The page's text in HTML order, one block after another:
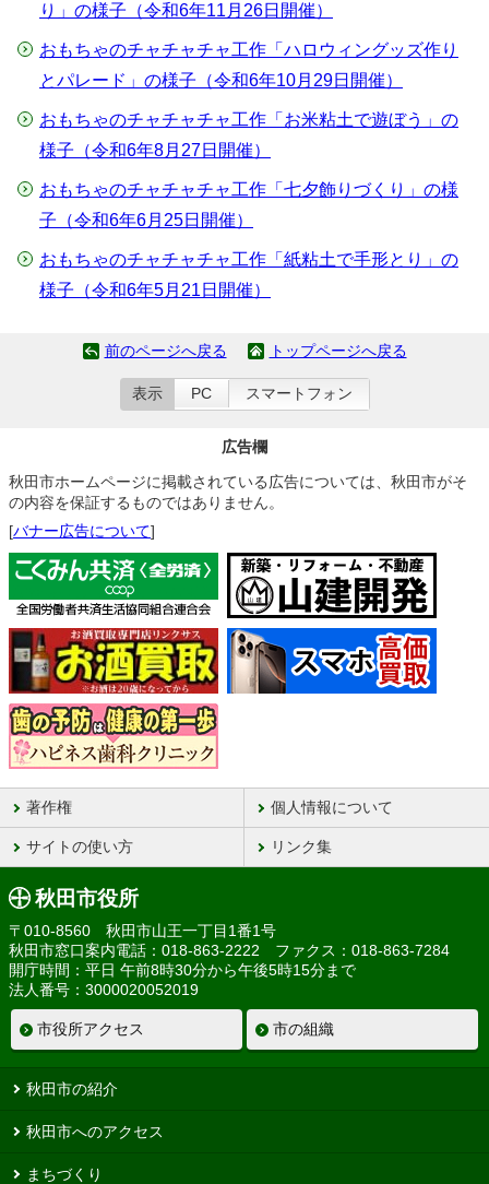
り」の様子（令和6年11月26日開催）
おもちゃのチャチャチャ工作「ハロウィングッズ作り
とパレード」の様子（令和6年10月29日開催）
おもちゃのチャチャチャ工作「お米粘土で遊ぼう」の
様子（令和6年8月27日開催）
おもちゃのチャチャチャ工作「七夕飾りづくり」の様
子（令和6年6月25日開催）
おもちゃのチャチャチャ工作「紙粘土で手形とり」の
様子（令和6年5月21日開催）
前のページへ戻る トップページへ戻る
表示 PC スマートフォン
広告欄
秋田市ホームページに掲載されている広告については、秋田市がそ
の内容を保証するものではありません。
[バナー広告について]
著作権 個人情報について
サイトの使い方 リンク集
秋田市役所
〒010-8560 秋田市山王一丁目1番1号
秋田市窓口案内電話：018-863-2222 ファクス：018-863-7284
開庁時間：平日 午前8時30分から午後5時15分まで
法人番号：3000020052019
市役所アクセス 市の組織
秋田市の紹介
秋田市へのアクセス
まちづくり